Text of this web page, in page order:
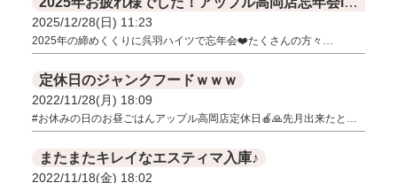
2025/12/28(日) 11:23
2025年の締めくくりに呉羽ハイツで忘年会❤️たくさんの方々…
定休日のジャンクフードｗｗｗ
2022/11/28(月) 18:09
#お休みの日のお昼ごはんアップル高岡店定休日🍎🙏先月出来たと…
またまたキレイなエスティマ入庫♪
2022/11/18(金) 18:02